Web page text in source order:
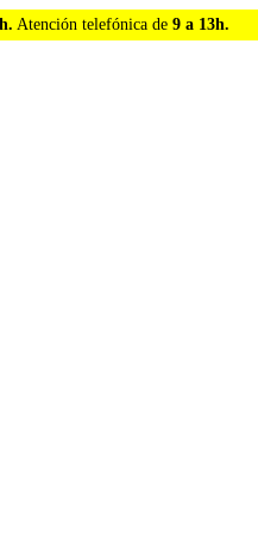
Atención telefónica de 9 a 13h.